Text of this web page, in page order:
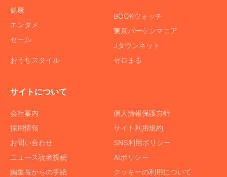
健康
エンタメ
セール
おうちスタイル
BOOKウォッチ
東京バーゲンマニア
Jタウンネット
ゼロまる
サイトについて
会社案内
採用情報
お問い合わせ
ニュース読者投稿
編集長からの手紙
個人情報保護方針
サイト利用規約
SNS利用ポリシー
AIポリシー
クッキーの利用について